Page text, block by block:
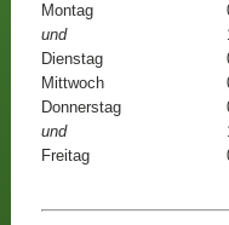
Montag
und
Dienstag
Mittwoch
Donnerstag
und
Freitag